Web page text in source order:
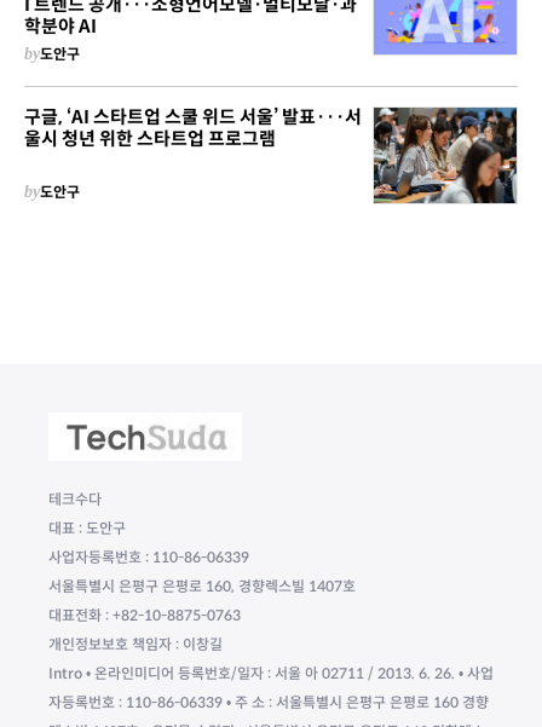
I 트렌드 공개···소형언어모델·멀티모달·과
학분야 AI
by도안구
구글, ‘AI 스타트업 스쿨 위드 서울’ 발표···서
울시 청년 위한 스타트업 프로그램
by도안구
테크수다
대표 : 도안구
사업자등록번호 : 110-86-06339
서울특별시 은평구 은평로 160, 경향렉스빌 1407호
대표전화 : +82-10-8875-0763
개인정보보호 책임자 : 이창길
Intro • 온라인미디어 등록번호/일자 : 서울 아 02711 / 2013. 6. 26. • 사업
자등록번호 : 110-86-06339 • 주 소 : 서울특별시 은평구 은평로 160 경향